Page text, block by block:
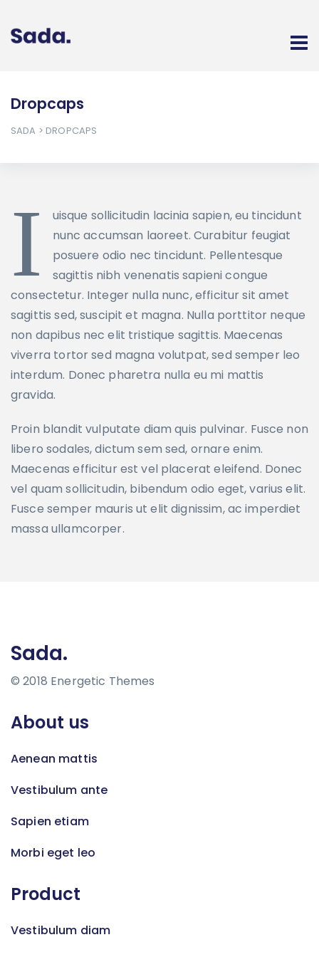
Dropcaps
SADA > DROPCAPS
I
uisque sollicitudin lacinia sapien, eu tincidunt
nunc accumsan laoreet. Curabitur feugiat
posuere odio nec tincidunt. Pellentesque
sagittis nibh venenatis sapieni congue
consectetur. Integer nulla nunc, efficitur sit amet
sagittis sed, suscipit et magna. Nulla porttitor neque
non dapibus nec elit tristique sagittis. Maecenas
viverra tortor sed magna volutpat, sed semper leo
interdum. Donec pharetra nulla eu mi mattis
gravida.
Proin blandit vulputate diam quis pulvinar. Fusce non
libero sodales, dictum sem sed, ornare enim.
Maecenas efficitur est vel placerat eleifend. Donec
vel quam sollicitudin, bibendum odio eget, varius elit.
Fusce semper mauris ut elit dignissim, ac imperdiet
massa ullamcorper.
Sada.
© 2018 Energetic Themes
About us
Aenean mattis
Vestibulum ante
Sapien etiam
Morbi eget leo
Product
Vestibulum diam